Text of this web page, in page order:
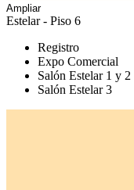
Ampliar
Estelar - Piso 6
Registro
Expo Comercial
Salón Estelar 1 y 2
Salón Estelar 3